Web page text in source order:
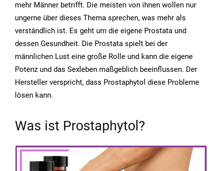
mehr Männer betrifft. Die meisten von ihnen wollen nur
ungerne über dieses Thema sprechen, was mehr als
verständlich ist. Es geht um die eigene Prostata und
dessen Gesundheit. Die Prostata spielt bei der
männlichen Lust eine große Rolle und kann die eigene
Potenz und das Sexleben maßgeblich beeinflussen. Der
Hersteller verspricht, dass Prostaphytol diese Probleme
lösen kann.
Was ist Prostaphytol?